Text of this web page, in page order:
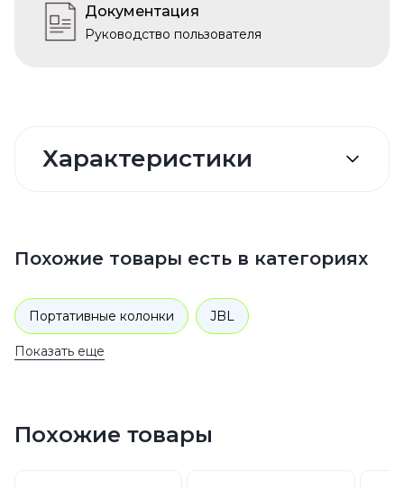
Документация
Руководство пользователя
Характеристики
Похожие товары есть в категориях
Портативные колонки JBL
Показать еще
Похожие товары